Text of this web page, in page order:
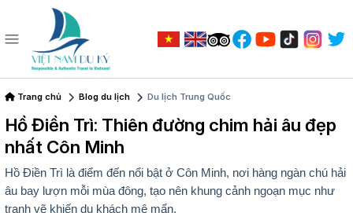
Trang chủ Blog du lịch Du lịch Trung Quốc
Hồ Điền Trì: Thiên đường chim hải âu đẹp
nhất Côn Minh
Hồ Điền Trì là điểm đến nổi bật ở Côn Minh, nơi hàng ngàn chú hải
âu bay lượn mỗi mùa đông, tạo nên khung cảnh ngoạn mục như
tranh vẽ khiến du khách mê mẩn.